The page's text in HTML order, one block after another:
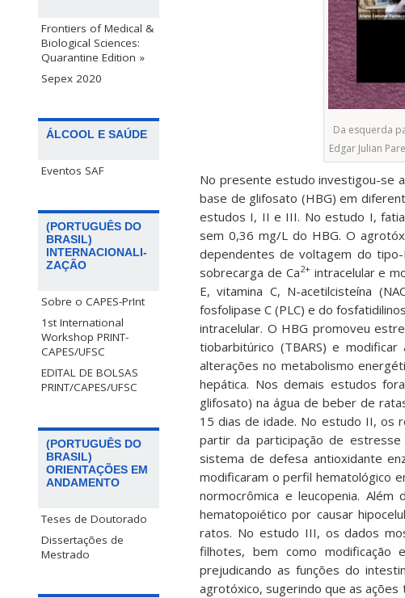
Frontiers of Medical &
Biological Sciences:
Quarantine Edition »
Sepex 2020
ÁLCOOL E SAÚDE
Eventos SAF
(PORTUGUÊS DO
BRASIL)
INTERNACIONALI-
ZAÇÃO
Sobre o CAPES-PrInt
1st International
Workshop PRINT-
CAPES/UFSC
EDITAL DE BOLSAS
PRINT/CAPES/UFSC
(PORTUGUÊS DO
BRASIL)
ORIENTAÇÕES EM
ANDAMENTO
Teses de Doutorado
Dissertações de
Mestrado
Da esquerda
Edgar Julian
No presente estudo investigou-se
base de glifosato (HBG) em
estudos I, II e III. No estudo I,
sem 0,36 mg/L do HBG. O
dependentes de voltagem do tipo-
sobrecarga de Ca2+intracelular e
E, vitamina C, N-acetilcisteína
fosfolipase C (PLC) e do
intracelular. O HBG promoveu
tiobarbitúrico (TBARS) e
alterações no metabolismo
hepática. Nos demais estudos
glifosato) na água de beber de
15 dias de idade. No estudo II, os
partir da participação de
sistema de defesa antioxidante
modificaram o perfil hematológico
normocrômica e leucopenia.
hematopoiético por causar
ratos. No estudo III, os dados
filhotes, bem como modificação
prejudicando as funções do
agrotóxico, sugerindo que as